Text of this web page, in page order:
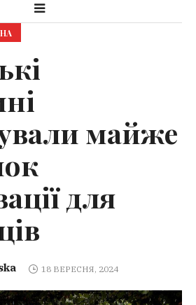
майже
для
18 ВЕРЕСНЯ, 2024